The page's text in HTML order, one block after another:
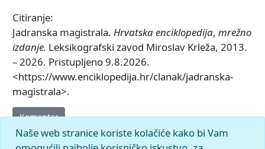
Citiranje:
Jadranska magistrala. Hrvatska enciklopedija, mrežno
izdanje. Leksikografski zavod Miroslav Krleža, 2013.
– 2026. Pristupljeno 9.8.2026.
<https://www.enciklopedija.hr/clanak/jadranska-
magistrala>.
Komentar
Naše web stranice koriste kolačiće kako bi Vam